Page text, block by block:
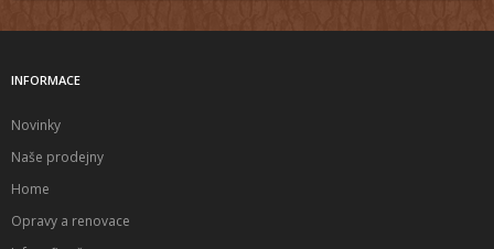
INFORMACE
Novinky
Naše prodejny
Home
Opravy a renovace